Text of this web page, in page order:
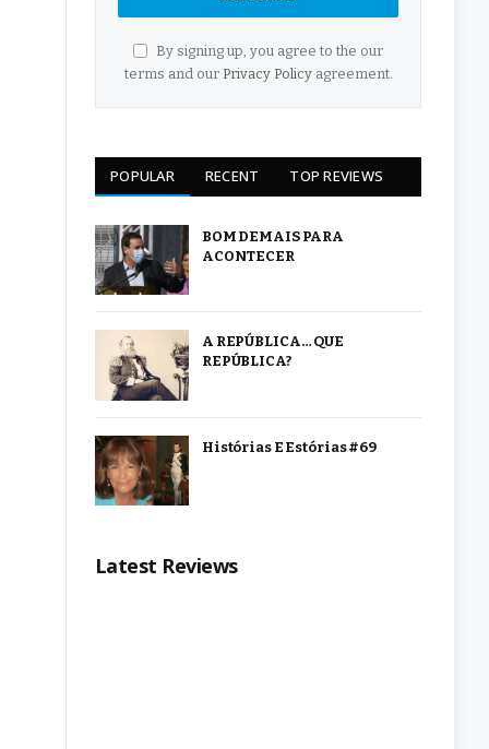
By signing up, you agree to the our
terms and our Privacy Policyagreement.
POPULAR RECENT TOP REVIEWS
BOM DEMAIS PARA
ACONTECER
A REPÚBLICA… QUE
REPÚBLICA?
Histórias E Estórias #69
Latest Reviews